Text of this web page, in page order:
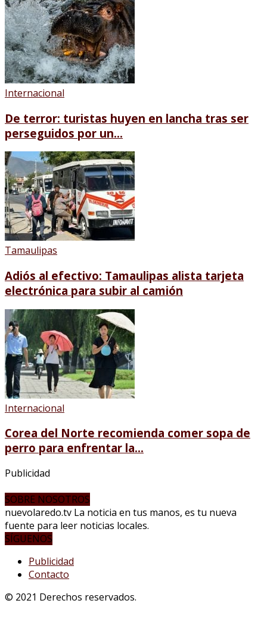
Internacional
De terror: turistas huyen en lancha tras ser
perseguidos por un...
Tamaulipas
Adiós al efectivo: Tamaulipas alista tarjeta
electrónica para subir al camión
Internacional
Corea del Norte recomienda comer sopa de
perro para enfrentar la...
Publicidad
SOBRE NOSOTROS
nuevolaredo.tv La noticia en tus manos, es tu nueva
fuente para leer noticias locales.
SÍGUENOS
Publicidad
Contacto
© 2021 Derechos reservados.